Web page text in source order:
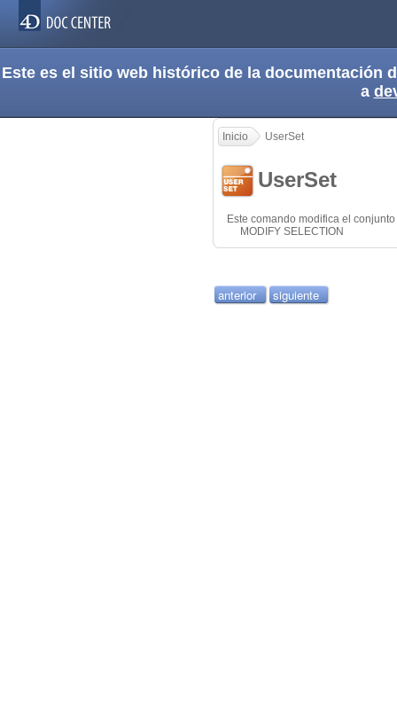
Este es el sitio web histórico de la documentación
a
Inicio UserSet
UserSet
Este comando modifica el
MODIFY SELECTION
anterior siguiente